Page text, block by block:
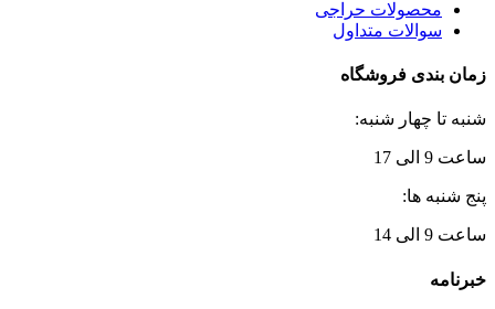
محصولات حراجی
سوالات متداول
زمان بندی فروشگاه
شنبه تا چهار شنبه:
ساعت 9 الی 17
پنج شنبه ها:
ساعت 9 الی 14
خبرنامه